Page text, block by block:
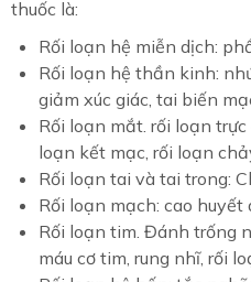
thuốc là:
Rối loạn hệ miễn dịch:
Rối loạn hệ thần kinh:
giảm xúc giác, tai biến
Rối loạn mắt. rối loạn
loạn kết mạc, rối loạn
Rối loạn tai và tai trong:
Rối loạn mạch: cao huyết
Rối loạn tim. Đánh trống
máu cơ tim, rung nhĩ, rối